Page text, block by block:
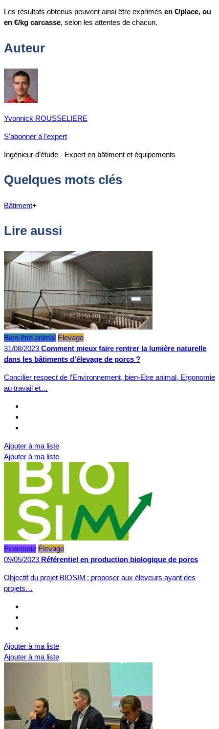
Les résultats obtenus peuvent ainsi être exprimés en €/place, ou
en €/kg carcasse, selon les attentes de chacun.
Auteur
Yvonnick ROUSSELIERE
S'abonner à l'expert
Ingénieur d’étude - Expert en bâtiment et équipements
Quelques mots clés
Bâtiment+
Lire aussi
Bien-être animal Élevage
31/08/2023 Comment mieux faire rentrer la lumière naturelle
dans les bâtiments d’élevage de porcs ?
Concilier respect de l’Environnement, bien-Etre animal, Ergonomie
au travail et…
Ajouter à ma liste
Ajouter à ma liste
Économie Élevage
09/05/2023 Référentiel en production biologique de porcs
Objectif du projet BIOSIM : proposer aux éleveurs ayant des
projets…
Ajouter à ma liste
Ajouter à ma liste